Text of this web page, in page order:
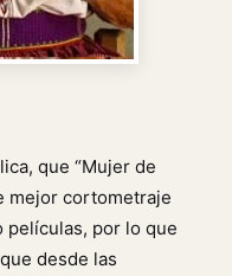
que “Mujer de
mejor cortometraje
películas, por lo que
desde las